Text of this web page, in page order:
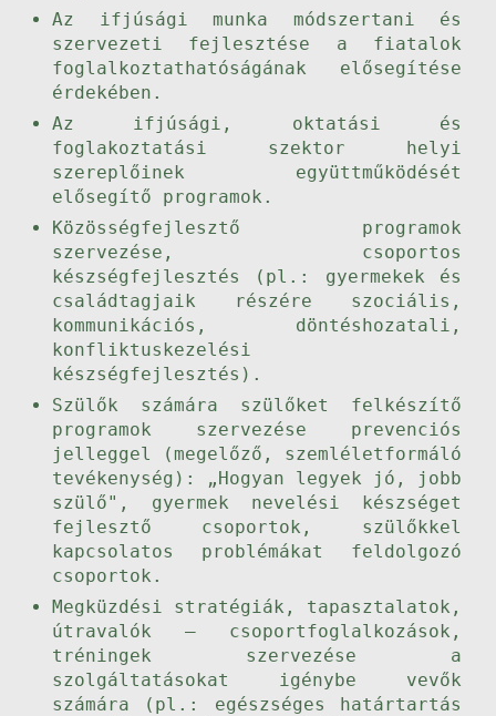
Az ifjúsági munka módszertani és
szervezeti fejlesztése a fiatalok
foglalkoztathatóságának elősegítése
érdekében.
Az ifjúsági, oktatási és
foglakoztatási szektor helyi
szereplőinek együttműködését
elősegítő programok.
Közösségfejlesztő programok
szervezése, csoportos
készségfejlesztés (pl.: gyermekek és
családtagjaik részére szociális,
kommunikációs, döntéshozatali,
konfliktuskezelési
készségfejlesztés).
Szülők számára szülőket felkészítő
programok szervezése prevenciós
jelleggel (megelőző, szemléletformáló
tevékenység): „Hogyan legyek jó, jobb
szülő", gyermek nevelési készséget
fejlesztő csoportok, szülőkkel
kapcsolatos problémákat feldolgozó
csoportok.
Megküzdési stratégiák, tapasztalatok,
útravalók – csoportfoglalkozások,
tréningek szervezése a
szolgáltatásokat igénybe vevők
számára (pl.: egészséges határtartás